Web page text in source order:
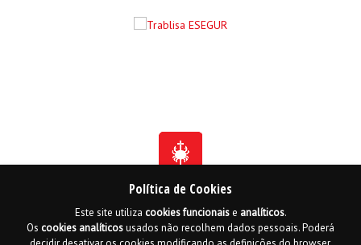
Política de Cookies
Este site utiliza cookiesfuncionaise analíticos.
Os cookies analíticosusados não recolhem dados pessoais. Poderá
Fundada em 1941
Membro Honorário da Ordem de Benemerência - 1966
Membro Honorário da Ordem de Cristo - 2006